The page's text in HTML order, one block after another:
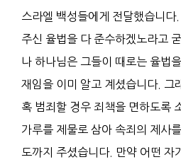
스라엘 백성들에게 전달했습니다
주신 율법을 다 준수하겠노라고
나 하나님은 그들이 때로는 율법
재임을 이미 알고 계셨습니다. 그
혹 범죄할 경우 죄책을 면하도록
가루를 제물로 삼아 속죄의 제사
도까지 주셨습니다. 만약 어떤 자